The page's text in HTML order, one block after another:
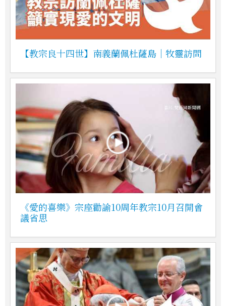
【教宗良十四世】南義蘭佩杜薩島｜牧靈訪問
《愛的喜樂》宗座勸諭10周年教宗10月召開會
議省思